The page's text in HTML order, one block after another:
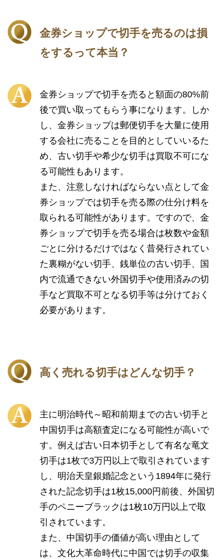
金券ショップで切手を売るのは損
をするって本当？
金券ショップで切手を売ると額面の80%前
後で買い取ってもらう事になります。しか
し、金券ショップは郵便切手を大量に使用
する会社に売ることを目的としていいるた
め、古い切手や希少な切手は買取不可にな
る可能性もあります。
また、注意しなければならない点として金
券ショップでは切手を売る際の仕分け料を
取られる可能性があります。ですので、金
券ショップで切手を売る場合は枚数や金額
ごとに分けるだけではなく昔発行されてい
た裏糊がない切手、銭単位の古い切手、国
内で流通できない外国切手や使用済みの切
手など買取不可となる切手等は分けておく
必要があります。
高く売れる切手はどんな切手？
主に明治時代～昭和前期までの古い切手と
中国切手は高額査定になる可能性が高いで
す。例えば古い日本切手として有名な竜文
切手は1枚で3万円以上で取引されています
し、明治天皇銀婚記念という1894年に発行
された記念切手は1枚15,000円前後、外国切
手のペニーブラックは1枚10万円以上で取
引されています。
また、中国切手の価値が高い理由として
は、文化大革命時代に中国では切手の収集